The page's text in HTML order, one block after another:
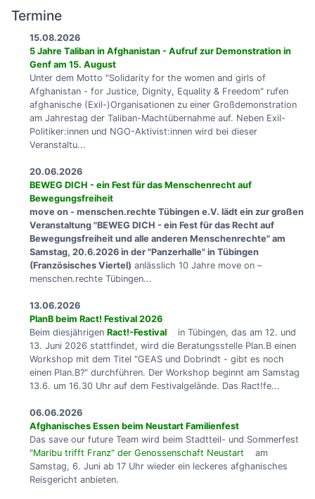
Termine
15.08.2026
5 Jahre Taliban in Afghanistan - Aufruf zur Demonstration in
Genf am 15. August
Unter dem Motto "Solidarity for the women and girls of
Afghanistan - for Justice, Dignity, Equality & Freedom" rufen
afghanische (Exil-)Organisationen zu einer Großdemonstration
am Jahrestag der Taliban-Machtübernahme auf. Neben Exil-
Politiker:innen und NGO-Aktivist:innen wird bei dieser
Veranstaltu...
20.06.2026
BEWEG DICH - ein Fest für das Menschenrecht auf
Bewegungsfreiheit
move on - menschen.rechte Tübingen e.V. lädt ein zur großen
Veranstaltung "BEWEG DICH - ein Fest für das Recht auf
Bewegungsfreiheit und alle anderen Menschenrechte" am
Samstag, 20.6.2026 in der "Panzerhalle" in Tübingen
(Französisches Viertel) anlässlich 10 Jahre move on –
menschen.rechte Tübingen...
13.06.2026
PlanB beim Ract! Festival 2026
Beim diesjährigen Ract!-Festival
in Tübingen, das am 12. und
13. Juni 2026 stattfindet, wird die Beratungsstelle Plan.B einen
Workshop mit dem Titel "GEAS und Dobrindt - gibt es noch
einen Plan.B?" durchführen. Der Workshop beginnt am Samstag
13.6. um 16.30 Uhr auf dem Festivalgelände. Das Ract!fe...
06.06.2026
Afghanisches Essen beim Neustart Familienfest
Das save our future Team wird beim Stadtteil- und Sommerfest
"Maribu trifft Franz" der Genossenschaft Neustart
am
Samstag, 6. Juni ab 17 Uhr wieder ein leckeres afghanisches
Reisgericht anbieten.